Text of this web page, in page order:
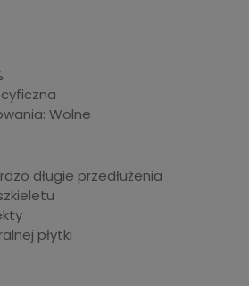
Wolne
długie przedłużenia
płytki